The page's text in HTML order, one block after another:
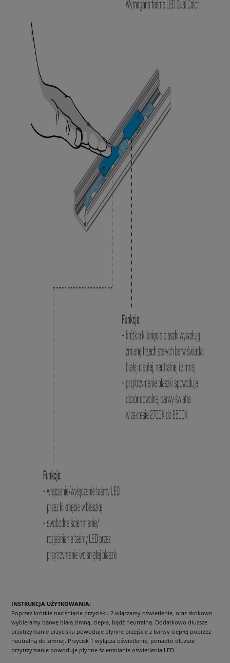
INSTRUKCJA UŻYTKOWANIA:
Poprzez krótkie naciśnięcie przycisku 2 włączamy oświetlenie, oraz skokowo
wybieramy barwę białą zimną, ciepła, bądź neutralną. Dodatkowo dłuższe
przytrzymanie przycisku powoduje płynne przejście z barwy ciepłej poprzez
neutralną do zimnej. Przycisk 1 wyłącza oświetlenie, ponadto dłuższe
przytrzymanie powoduje płynne ściemnianie oświetlenia LED.